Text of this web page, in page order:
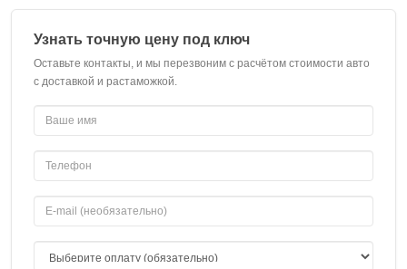
Узнать точную цену под ключ
Оставьте контакты, и мы перезвоним с расчётом стоимости авто
с доставкой и растаможкой.